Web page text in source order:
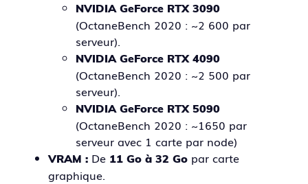
NVIDIA GeForce RTX 3090
(OctaneBench 2020 : ~2 600 par
serveur).
NVIDIA GeForce RTX 4090
(OctaneBench 2020 : ~2 500 par
serveur).
NVIDIA GeForce RTX 5090
(OctaneBench 2020 : ~1650 par
serveur avec 1 carte par node)
VRAM : De 11 Go à 32 Go par carte
graphique.